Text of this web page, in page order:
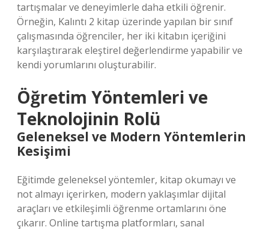
tartışmalar ve deneyimlerle daha etkili öğrenir.
Örneğin, Kalıntı 2 kitap üzerinde yapılan bir sınıf
çalışmasında öğrenciler, her iki kitabın içeriğini
karşılaştırarak eleştirel değerlendirme yapabilir ve
kendi yorumlarını oluşturabilir.
Öğretim Yöntemleri ve
Teknolojinin Rolü
Geleneksel ve Modern Yöntemlerin
Kesişimi
Eğitimde geleneksel yöntemler, kitap okumayı ve
not almayı içerirken, modern yaklaşımlar dijital
araçları ve etkileşimli öğrenme ortamlarını öne
çıkarır. Online tartışma platformları, sanal